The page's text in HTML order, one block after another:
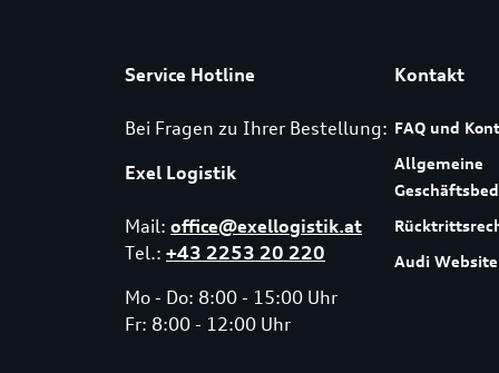
Service Hotline
Bei Fragen zu Ihrer Bestellung:
Exel Logistik
Mail: office@exellogistik.at
Tel.: +43 2253 20 220
Mo - Do: 8:00 - 15:00 Uhr
Fr: 8:00 - 12:00 Uhr
Kontakt
FAQ und
Allgemeine
Audi Website